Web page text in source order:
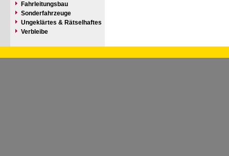
Fahrleitungsbau
Sonderfahrzeuge
Ungeklärtes & Rätselhaftes
Verbleibe